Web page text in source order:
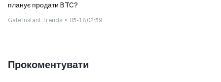
планує продати BTC?
Gate Instant Trends 05-18 02:59
Прокоментувати